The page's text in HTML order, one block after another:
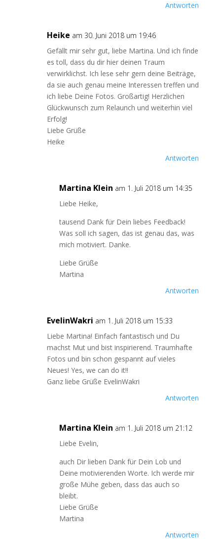
Antworten
Heike am 30. Juni 2018 um 19:46
Gefällt mir sehr gut, liebe Martina. Und ich finde
es toll, dass du dir hier deinen Traum
verwirklichst. Ich lese sehr gern deine Beiträge,
da sie auch genau meine Interessen treffen und
ich liebe Deine Fotos. Großartig! Herzlichen
Glückwunsch zum Relaunch und weiterhin viel
Erfolg!
Liebe Grüße
Heike
Antworten
Martina Klein am 1. Juli 2018 um 14:35
Liebe Heike,
tausend Dank für Dein liebes Feedback!
Was soll ich sagen, das ist genau das, was
mich motiviert. Danke.
Liebe Grüße
Martina
Antworten
EvelinWakri am 1. Juli 2018 um 15:33
Liebe Martina! Einfach fantastisch und Du
machst Mut und bist inspirierend. Traumhafte
Fotos und bin schon gespannt auf vieles
Neues! Yes, we can do it!!
Ganz liebe Grüße EvelinWakri
Antworten
Martina Klein am 1. Juli 2018 um 21:12
Liebe Evelin,
auch Dir lieben Dank für Dein Lob und
Deine motivierenden Worte. Ich werde mir
große Mühe geben, dass das auch so
bleibt.
Liebe Grüße
Martina
Antworten